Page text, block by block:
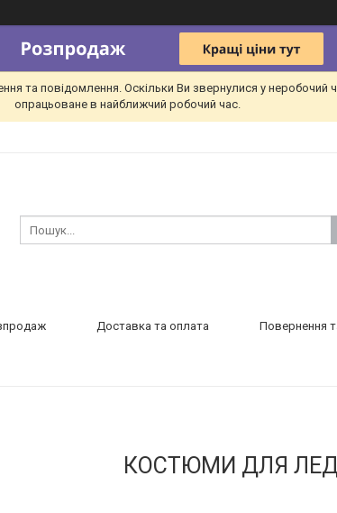
та повідомлення. Оскільки Ви звернулися у
опрацьоване в найближчий робочий час.
Доставка та оплата Повернення
КОСТЮМИ ДЛЯ